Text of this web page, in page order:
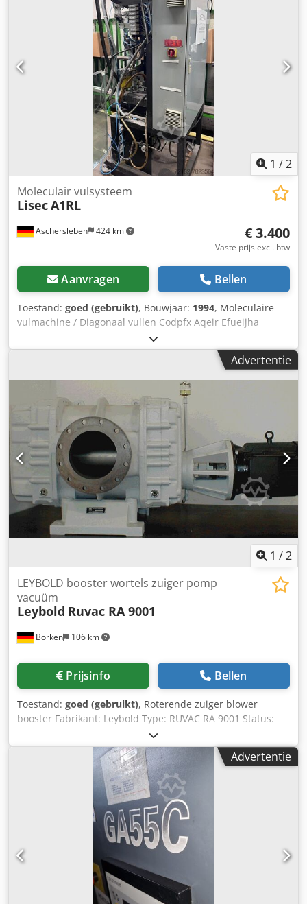
1 /2
Aschersleben 424 km
Moleculair vulsysteem
LisecA1RL
€ 3.400
Vaste prijs excl. btw
Aanvragen Bellen
Toestand: goed (gebruikt), Bouwjaar: 1994, Moleculaire
vulmachine / Diagonaal vullen Codpfx Aqeir Efueijha
Advertentie
1 /2
Borken 106 km
LEYBOLD booster wortels zuiger pomp
vacuüm
Leybold Ruvac RA 9001
Prijsinfo Bellen
Toestand: goed (gebruikt), Roterende zuiger blower
booster Fabrikant: Leybold Type: RUVAC RA 9001 Status:
Herbouwd en getest en onderhouden beschikbaar
Inclusief: nieuwe verf, nieuwe lagers van de motor,
elektrische controle Garantie: tot 12 maanden levertijd: in
voorraad Csdpfx Aod Hh Nvjqijha
Advertentie